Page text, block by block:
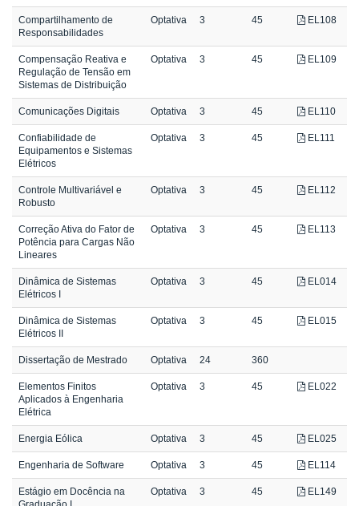
Compartilhamento de
Responsabilidades
Optativa 3 45 EL108
Compensação Reativa e
Regulação de Tensão em
Sistemas de Distribuição
Optativa 3 45 EL109
Comunicações Digitais Optativa 3 45 EL110
Confiabilidade de
Equipamentos e Sistemas
Elétricos
Optativa 3 45 EL111
Controle Multivariável e
Robusto
Optativa 3 45 EL112
Correção Ativa do Fator de
Potência para Cargas Não
Lineares
Optativa 3 45 EL113
Dinâmica de Sistemas
Elétricos I
Optativa 3 45 EL014
Dinâmica de Sistemas
Elétricos II
Optativa 3 45 EL015
Dissertação de Mestrado Optativa 24 360
Elementos Finitos
Aplicados à Engenharia
Elétrica
Optativa 3 45 EL022
Energia Eólica Optativa 3 45 EL025
Engenharia de Software Optativa 3 45 EL114
Estágio em Docência na
Optativa 3 45 EL149